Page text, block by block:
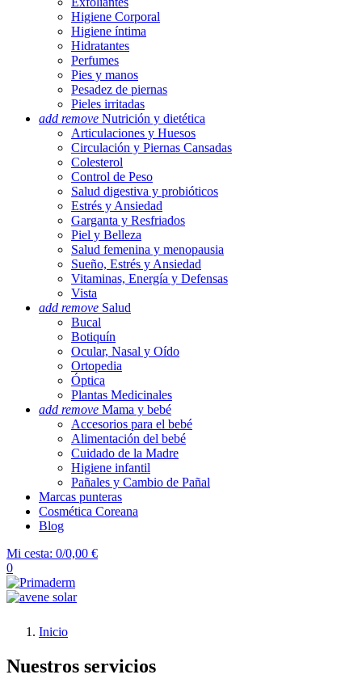
Higiene Corporal
Higiene íntima
Hidratantes
Perfumes
Pies y manos
Pesadez de piernas
Pieles irritadas
add remove Nutrición y dietética
Articulaciones y Huesos
Circulación y Piernas Cansadas
Colesterol
Control de Peso
Salud digestiva y probióticos
Estrés y Ansiedad
Garganta y Resfriados
Piel y Belleza
Salud femenina y menopausia
Sueño, Estrés y Ansiedad
Vitaminas, Energía y Defensas
Vista
add remove Salud
Bucal
Botiquín
Ocular, Nasal y Oído
Ortopedia
Óptica
Plantas Medicinales
add remove Mama y bebé
Accesorios para el bebé
Alimentación del bebé
Cuidado de la Madre
Higiene infantil
Pañales y Cambio de Pañal
Marcas punteras
Cosmética Coreana
Blog
Mi cesta: 0/0,00 €
0
Inicio
Nuestros servicios